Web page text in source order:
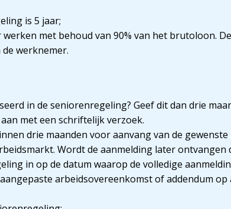
is 5 jaar;
werken met behoud van 90% van het brutoloon.
werknemer.
in de seniorenregeling? Geef dit dan drie
met een schriftelijk verzoek.
drie maanden voor aanvang van de
Wordt de aanmelding later ontvangen
in op de datum waarop de volledige
arbeidsovereenkomst of addendum